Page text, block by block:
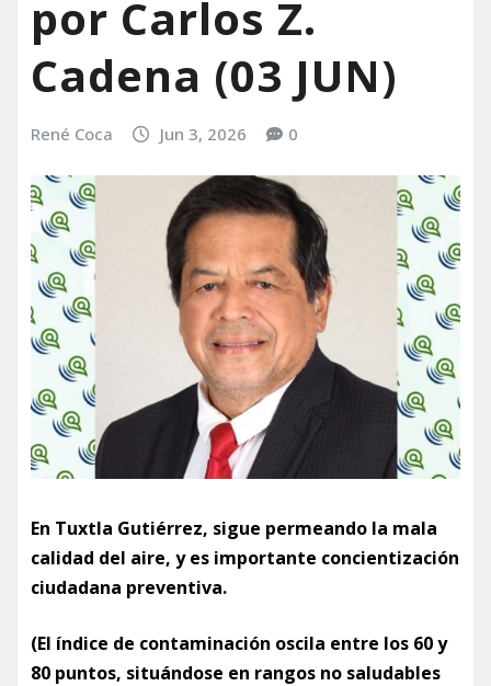
por Carlos Z.
Cadena (03 JUN)
René Coca Jun 3, 2026 0
En Tuxtla Gutiérrez, sigue permeando la mala
calidad del aire, y es importante concientización
ciudadana preventiva.
(El índice de contaminación oscila entre los 60 y
80 puntos, situándose en rangos no saludables